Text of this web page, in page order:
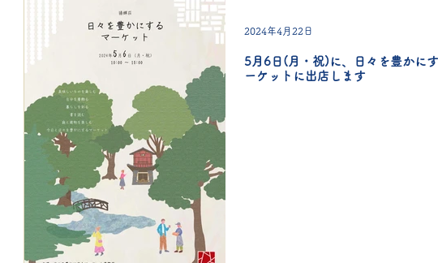
5月6日(月・祝)に、日々を豊かに
ーケットに出店します
2024年4月22日